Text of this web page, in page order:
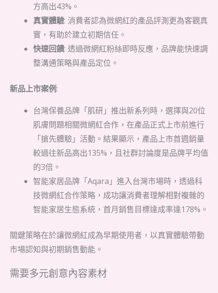
方高出43%。
真實體驗: 消費者認為微網紅的產品評測更為客觀真
實，有助於建立初期信任。
快速回饋: 透過微網紅粉絲即時反應，品牌能快速調
整溝通策略與產品定位。
新品上市案例:
台灣保養品牌「肌研」推出新系列時，選擇與20位
肌膚問題相關微網紅合作，在產品正式上市前進行
「搶先體驗」活動。結果顯示，產品上市首週銷量
較過往新品高出135%，且社群討論度是品牌平均值
的3倍。
智能家居品牌「Aqara」進入台灣市場時，透過科
技微網紅合作策略，成功讓消費者理解相對複雜的
智能家居生態系統，首月銷售目標達成率達178%。
關鍵策略在於讓微網紅成為早期使用者，以真實體驗帶動
市場認知與初期銷售動能。
需要多元創意內容素材